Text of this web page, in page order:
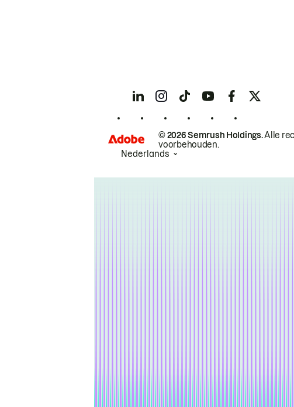
© 2026 Semrush Holdings.Alle
voorbehouden.
Nederlands